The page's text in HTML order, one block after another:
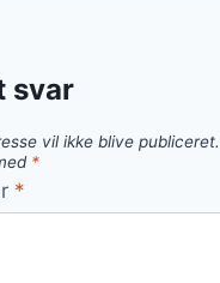
svar
vil ikke blive publiceret.
*
*